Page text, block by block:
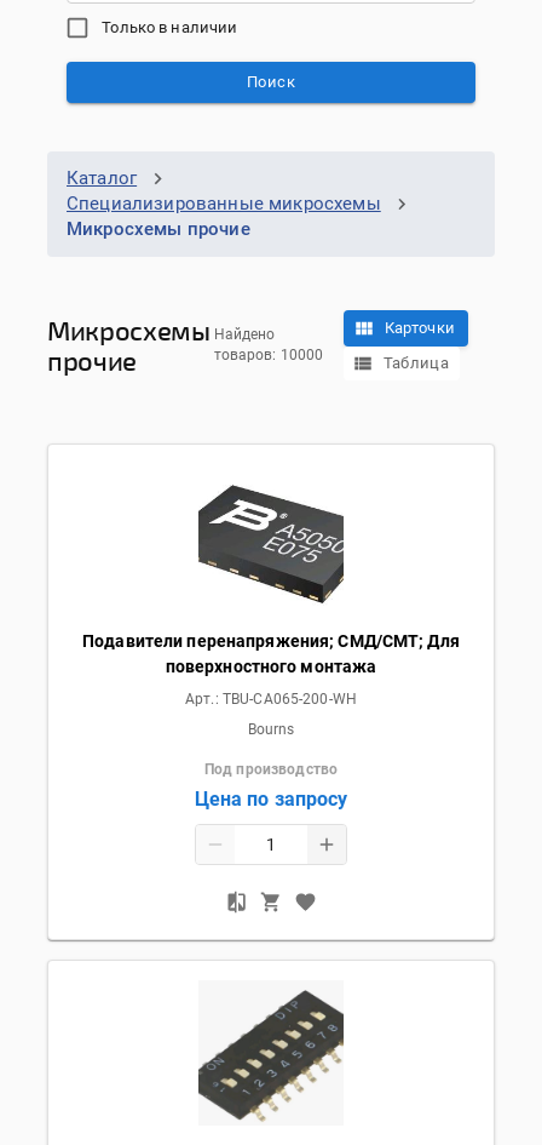
Только в наличии
Поиск
Каталог
Специализированные микросхемы
Микросхемы прочие
Микросхемы
прочие
Найдено
товаров: 10000
Карточки
Таблица
Подавители перенапряжения; СМД/СМТ; Для
поверхностного монтажа
Арт.: TBU-CA065-200-WH
Bourns
Под производство
Цена по запросу